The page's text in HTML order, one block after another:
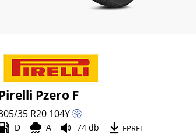
Pzero F
35 R20 104Y
D A 74 db EPREL